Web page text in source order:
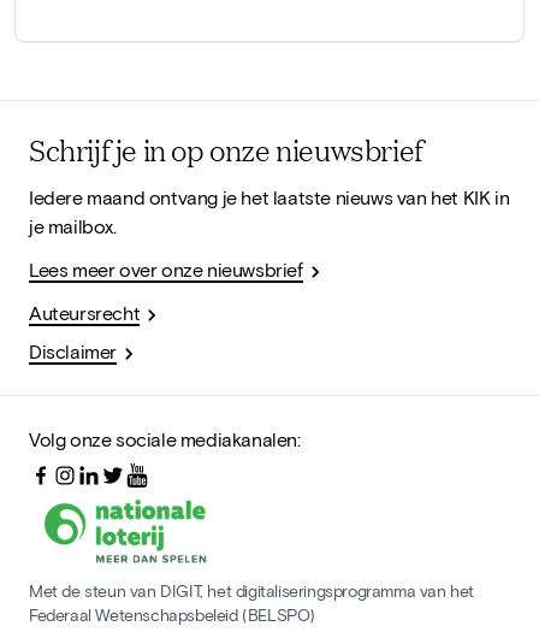
Schrijf je in op onze nieuwsbrief
Iedere maand ontvang je het laatste nieuws van het KIK in
je mailbox.
Lees meer over onze nieuwsbrief
Auteursrecht
Disclaimer
Volg onze sociale mediakanalen:
Met de steun van DIGIT, het digitaliseringsprogramma van het
Federaal Wetenschapsbeleid (BELSPO)